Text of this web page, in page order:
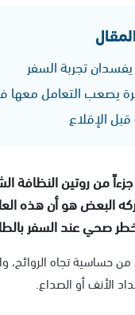
تجربة السفر
يصعب التعامل معها
الإقلاع
من روتين النظافة
البعض هو أن هذه
صحي عند السفر
حساسية تجاه الروائح،
الأنف أو الصداع.